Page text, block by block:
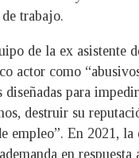
trabajo.
de la ex asistente
actor como
diseñadas para
destruir su
empleo”. En 2021,
en respuesta